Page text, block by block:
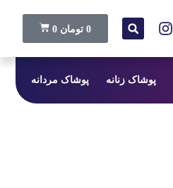
0 تومان 0
پوشاک زنانه پوشاک مردانه